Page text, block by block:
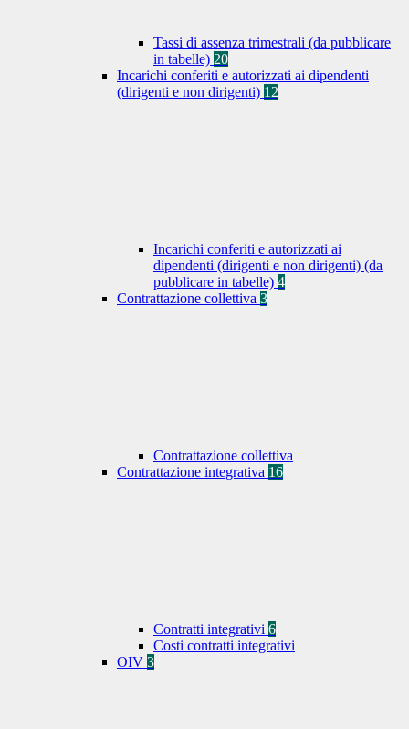
Tassi di assenza trimestrali (da pubblicare
in tabelle) 20
Incarichi conferiti e autorizzati ai dipendenti
(dirigenti e non dirigenti) 12
Incarichi conferiti e autorizzati ai
dipendenti (dirigenti e non dirigenti) (da
pubblicare in tabelle) 4
Contrattazione collettiva 3
Contrattazione collettiva
Contrattazione integrativa 16
Contratti integrativi 6
Costi contratti integrativi
OIV 3